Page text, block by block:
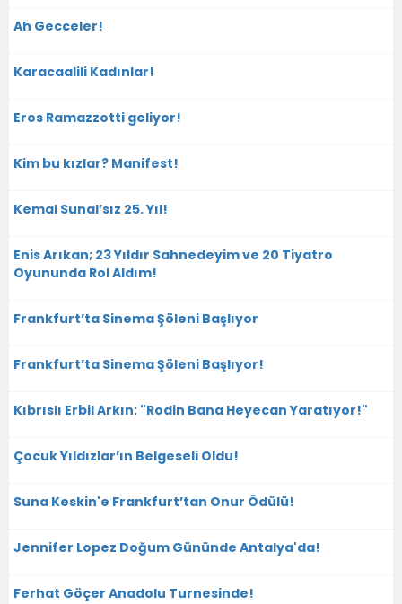
Ah Gecceler!
Karacaalili Kadınlar!
Eros Ramazzotti geliyor!
Kim bu kızlar? Manifest!
Kemal Sunal’sız 25. Yıl!
Enis Arıkan; 23 Yıldır Sahnedeyim ve 20 Tiyatro
Oyununda Rol Aldım!
Frankfurt’ta Sinema Şöleni Başlıyor
Frankfurt’ta Sinema Şöleni Başlıyor!
Kıbrıslı Erbil Arkın: "Rodin Bana Heyecan Yaratıyor!"
Çocuk Yıldızlar’ın Belgeseli Oldu!
Suna Keskin'e Frankfurt’tan Onur Ödülü!
Jennifer Lopez Doğum Gününde Antalya'da!
Ferhat Göçer Anadolu Turnesinde!